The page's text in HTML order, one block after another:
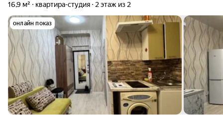
16,9 м² квартира-студия 2 этаж из 2
онлайн показ